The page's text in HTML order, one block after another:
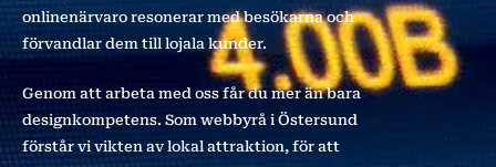
onlinenärvaro resonerar med besökarna och
förvandlar dem till lojala kunder.
Genom att arbeta med oss får du mer än bara
designkompetens. Som webbyrå i Östersund
förstår vi vikten av lokal attraktion, för att